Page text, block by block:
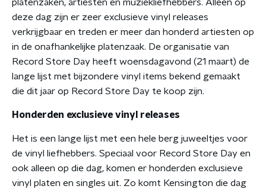
platenzaken, artiesten en muziekliefhebbers. Alleen op
deze dag zijn er zeer exclusieve vinyl releases
verkrijgbaar en treden er meer dan honderd artiesten op
in de onafhankelijke platenzaak. De organisatie van
Record Store Day heeft woensdagavond (21 maart) de
lange lijst met bijzondere vinyl items bekend gemaakt
die dit jaar op Record Store Day te koop zijn.
Honderden exclusieve vinyl releases
Het is een lange lijst met een hele berg juweeltjes voor
de vinyl liefhebbers. Speciaal voor Record Store Day en
ook alleen op die dag, komen er honderden exclusieve
vinyl platen en singles uit. Zo komt Kensington die dag